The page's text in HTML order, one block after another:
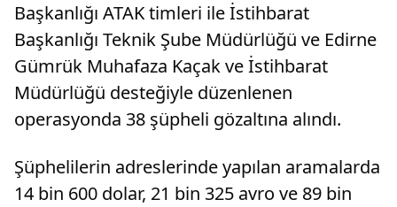
Başkanlığı ATAK timleri ile İstihbarat
Başkanlığı Teknik Şube Müdürlüğü ve Edirne
Gümrük Muhafaza Kaçak ve İstihbarat
Müdürlüğü desteğiyle düzenlenen
operasyonda 38 şüpheli gözaltına alındı.
Şüphelilerin adreslerinde yapılan aramalarda
14 bin 600 dolar, 21 bin 325 avro ve 89 bin